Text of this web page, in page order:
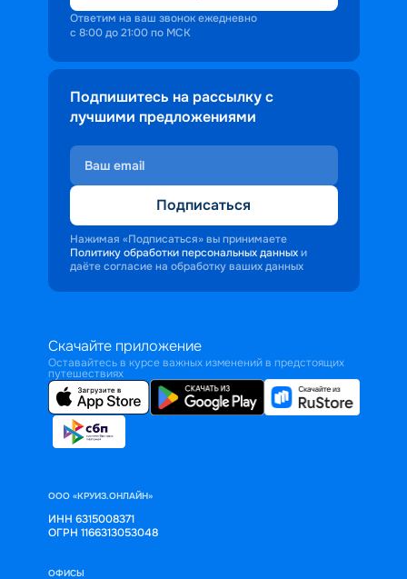
Ответим на ваш звонок ежедневно
с 8:00 до 21:00 по МСК
Подпишитесь на рассылку с
лучшими предложениями
Подписаться
Нажимая «Подписаться» вы принимаете
Политику обработки персональных данных и
даёте согласие на обработку ваших данных
Скачайте приложение
Оставайтесь в курсе важных изменений в предстоящих
путешествиях
ООО «КРУИЗ.ОНЛАЙН»
ИНН 6315008371
ОГРН 1166313053048
ОФИСЫ